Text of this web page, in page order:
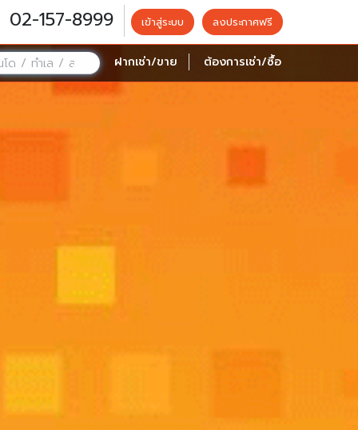
02-157-8999 เข้าสู่ระบบ ลงประกาศฟรี
ฝากเช่า/ขาย ต้องการเช่า/ซื้อ